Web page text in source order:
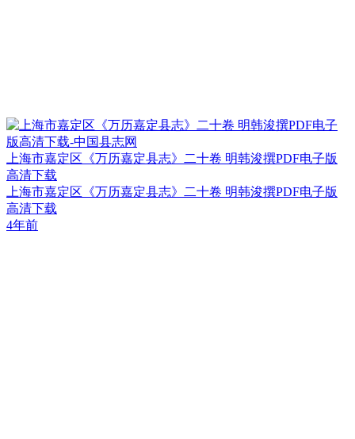
上海市嘉定区《万历嘉定县志》二十卷 明韩浚撰PDF电子版
高清下载
上海市嘉定区《万历嘉定县志》二十卷 明韩浚撰PDF电子版
高清下载
4年前